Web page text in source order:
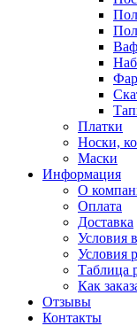
Платки
Носки,
Маски
Информация
О
Оплата
Доставка
Условия
Условия
Таблица
Как
Отзывы
Контакты